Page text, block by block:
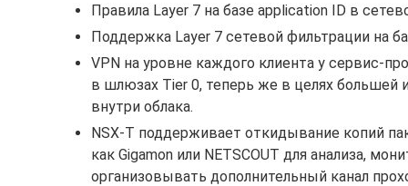
Правила Layer 7 на базе application ID в
Поддержка Layer 7 сетевой фильтрации на
VPN на уровне каждого клиента у сервис-
в шлюзах Tier 0, теперь же в целях большей
внутри облака.
NSX-T поддерживает откидывание копий
как Gigamon или NETSCOUT для анализа,
организовывать дополнительный канал